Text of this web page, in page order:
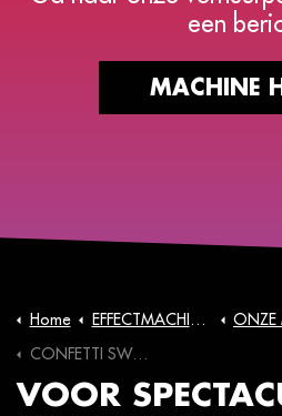
een
MACHINE
Home EFFECTMACHINES ONZE
CONFETTI SWIRL FAN
VOOR